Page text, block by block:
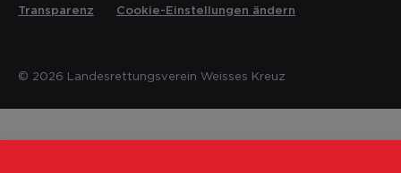
© 2026 Landesrettungsverein Weisses Kreuz
Transparenz Cookie-Einstellungen ändern